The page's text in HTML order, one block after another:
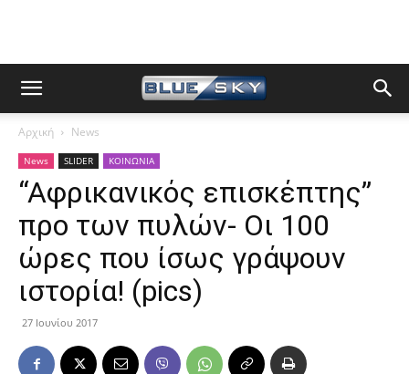
Αρχική News
News SLIDER ΚΟΙΝΩΝΙΑ
“Αφρικανικός επισκέπτης”
προ των πυλών- Οι 100
ώρες που ίσως γράψουν
ιστορία! (pics)
27 Ιουνίου 2017